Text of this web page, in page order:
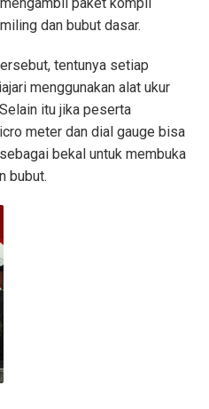
dan bubut dasar.
tentunya setiap
menggunakan alat ukur
itu jika peserta
meter dan dial gauge bisa
bekal untuk membuka
bubut.